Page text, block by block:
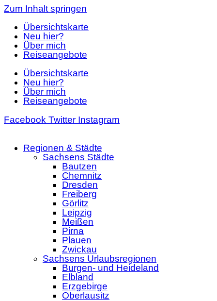
Zum Inhalt springen
Übersichtskarte
Neu hier?
Über mich
Reiseangebote
Übersichtskarte
Neu hier?
Über mich
Reiseangebote
Facebook Twitter Instagram
Regionen & Städte
Sachsens Städte
Bautzen
Chemnitz
Dresden
Freiberg
Görlitz
Leipzig
Meißen
Pirna
Plauen
Zwickau
Sachsens Urlaubsregionen
Burgen- und Heideland
Elbland
Erzgebirge
Oberlausitz